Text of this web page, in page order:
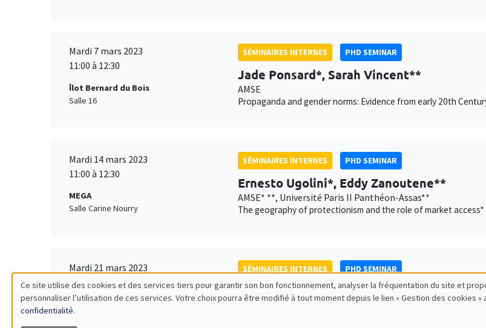
Mardi 7 mars 2023
11:00 à 12:30
Îlot Bernard du Bois
Salle 16
SÉMINAIRES INTERNES PHD SEMINAR
Jade Ponsard*, Sarah Vincent**
AMSE
Propaganda and gender norms: Evidence from early 20th
Mardi 14 mars 2023
11:00 à 12:30
MEGA
Salle Carine Nourry
SÉMINAIRES INTERNES PHD SEMINAR
Ernesto Ugolini*, Eddy Zanoutene**
AMSE* **, Université Paris II Panthéon-Assas**
The geography of protectionism and the role of market access*
Mardi 21 mars 2023
11:00 à 12:15
Îlot Bernard du Bois
Amphithéâtre
SÉMINAIRES INTERNES PHD SEMINAR
Thomas Eisfeld*, Camille Hainnaux**
Utilisation
Ce site utilise des cookies et des services tiers pour garantir son bon fonctionnement, analyser la fréquentation du site et
personnaliser l’utilisation de ces services. Votre choix pourra être modifié à tout moment depuis le lien « Gestion des cookies
confidentialité.